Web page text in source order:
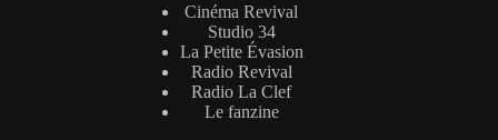
Cinéma Revival
Studio 34
La Petite Évasion
Radio Revival
Radio La Clef
Le fanzine